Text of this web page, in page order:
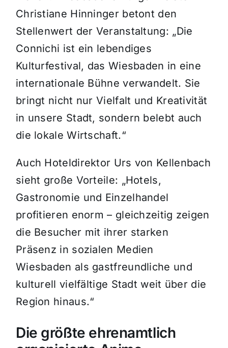
Christiane Hinninger betont den
Stellenwert der Veranstaltung: „Die
Connichi ist ein lebendiges
Kulturfestival, das Wiesbaden in eine
internationale Bühne verwandelt. Sie
bringt nicht nur Vielfalt und Kreativität
in unsere Stadt, sondern belebt auch
die lokale Wirtschaft.“
Auch Hoteldirektor Urs von Kellenbach
sieht große Vorteile: „Hotels,
Gastronomie und Einzelhandel
profitieren enorm – gleichzeitig zeigen
die Besucher mit ihrer starken
Präsenz in sozialen Medien
Wiesbaden als gastfreundliche und
kulturell vielfältige Stadt weit über die
Region hinaus.“
Die größte ehrenamtlich